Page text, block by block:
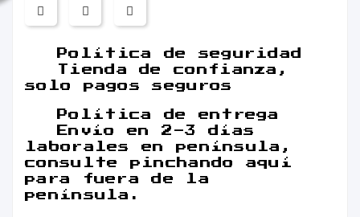
Política de seguridad
Tienda de confianza,
solo pagos seguros
Política de entrega
Envío en 2-3 días
laborales en península,
consulte pinchando aquí
para fuera de la
península.